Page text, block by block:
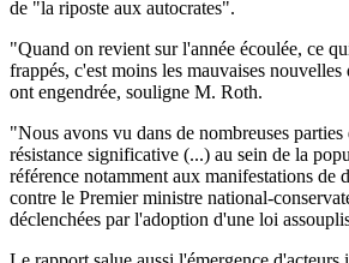
de "la riposte aux autocrates".
"Quand on revient sur l'année écoulée, ce
frappés, c'est moins les mauvaises
ont engendrée, souligne M. Roth.
"Nous avons vu dans de nombreuses
résistance significative (...) au sein de la
référence notamment aux manifestations de
contre le Premier ministre national-
déclenchées par l'adoption d'une loi